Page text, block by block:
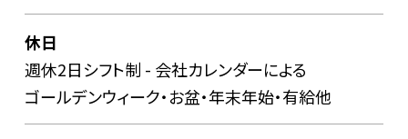
休日
週休2日シフト制 - 会社カレンダーによる
ゴールデンウィーク・お盆・年末年始・有給他